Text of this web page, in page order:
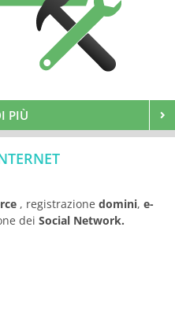
PIÙ
, registrazione domini, e-
dei Social Network.